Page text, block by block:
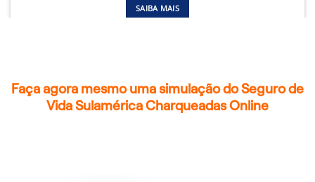
SAIBA MAIS
Faça agora mesmo uma simulação do Seguro de
Vida Sulamérica Charqueadas Online